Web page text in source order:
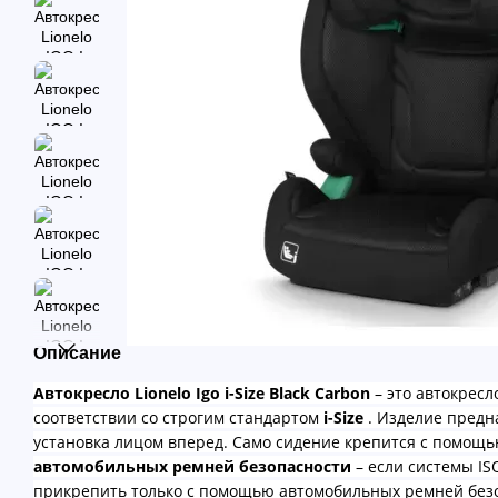
Описание
Автокресло Lionelo Igo i-Size Black Carbon – это
соответствии со строгим стандартом i-Size . Изделие
установка лицом вперед. Само сидение крепится с
автомобильных ремней безопасности – если системы
прикрепить только с помощью автомобильных ремней